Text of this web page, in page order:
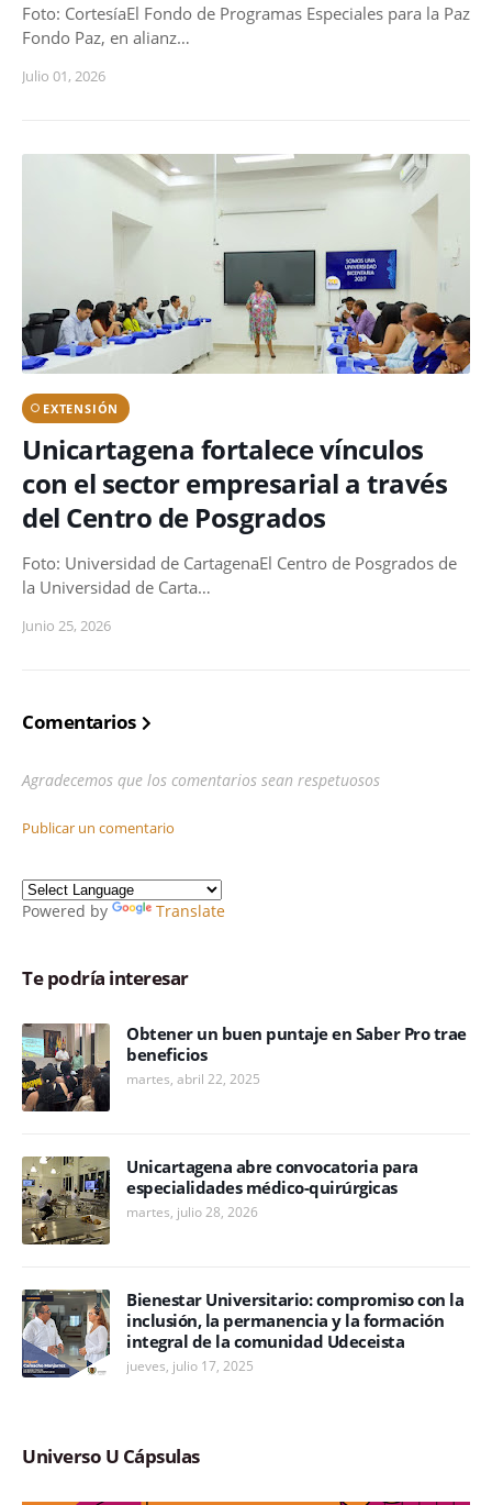
Foto: CortesíaEl Fondo de Programas Especiales para la Paz
Fondo Paz, en alianz…
Julio 01, 2026
EXTENSIÓN
Unicartagena fortalece vínculos
con el sector empresarial a través
del Centro de Posgrados
Foto: Universidad de CartagenaEl Centro de Posgrados de
la Universidad de Carta…
Junio 25, 2026
Comentarios
Agradecemos que los comentarios sean respetuosos
Publicar un comentario
Powered by Translate
Te podría interesar
Obtener un buen puntaje en Saber Pro trae
beneficios
martes, abril 22, 2025
Unicartagena abre convocatoria para
especialidades médico-quirúrgicas
martes, julio 28, 2026
Bienestar Universitario: compromiso con la
inclusión, la permanencia y la formación
integral de la comunidad Udeceista
jueves, julio 17, 2025
Universo U Cápsulas